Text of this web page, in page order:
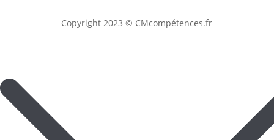
Copyright2023 © CMcompétences.fr